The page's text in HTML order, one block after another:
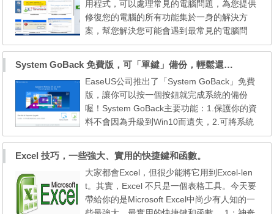
10955 資料只供參考，詳情或實情以相關機
構/公司提供為...
用程式，可以處理常見的電腦問題，為您提供
修復您的電腦的所有功能集於一身的解決方
案，幫您解決您可能會遇到最常見的電腦問
題，如桌面圖示錯誤、工作管理員或 Regedit
的使用者介面，為您提供簡單的方法，尋找解
決所有這些問題，而無需處理複雜的組態設定
或修改系統登錄。 解壓縮密碼：wanmp 下載
連結：[1.43] [1.33...
System GoBack 免費版，可「單鍵」備份，輕鬆還原或降級回Windows舊版本
EaseUS公司推出了「System GoBack」免費
版，讓你可以按一個按鈕就完成系統的備份
喔！System GoBack主要功能：1.保護你的資
料不會因為升級到Win10而遺失，2.可將系統
整個還原回之前的狀態，3.可從Windows 10
oBack」可以說是特別為了Windows 10正式
版的推出而設計的，可以讓升級Windows 10
後的電腦完成降級作用，想要升級Windows 1
0的人，先裝一套起來備份你的系統，...
Excel 技巧，一些強大、實用的快捷鍵和函數。
大家都會Excel，但很少能將它用到Excel-len
t。其實，Excel 不只是一個表格工具。今天要
帶給你的是Microsoft Excel中尚少有人知的一